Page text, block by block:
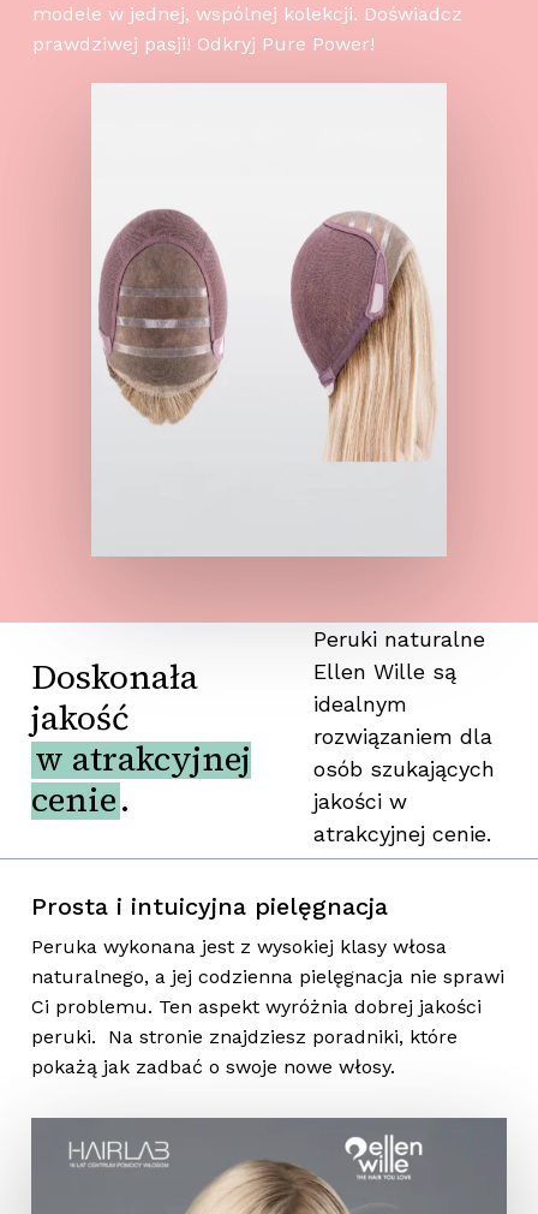
modele w jednej, wspólnej kolekcji. Doświadcz
prawdziwej pasji! Odkryj Pure Power!
Doskonała
jakość
w atrakcyjnej
cenie.
Peruki naturalne
Ellen Wille są
idealnym
rozwiązaniem dla
osób szukających
jakości w
atrakcyjnej cenie.
Prosta i intuicyjna pielęgnacja
Peruka wykonana jest z wysokiej klasy włosa
naturalnego, a jej codzienna pielęgnacja nie sprawi
Ci problemu. Ten aspekt wyróżnia dobrej jakości
peruki. Na stronie znajdziesz poradniki, które
pokażą jak zadbać o swoje nowe włosy.